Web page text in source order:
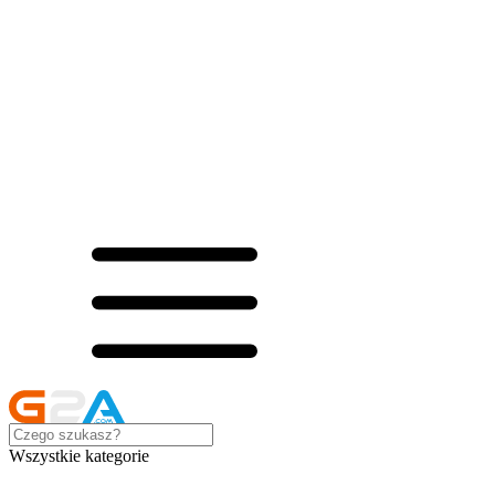
Wszystkie kategorie